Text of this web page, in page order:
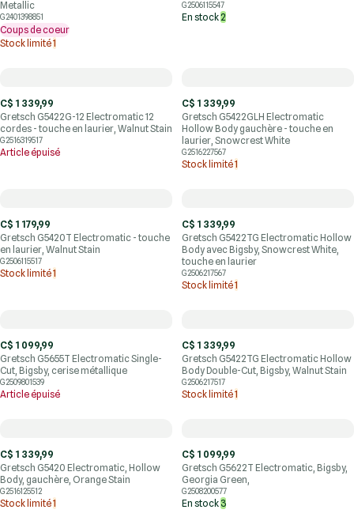
Metallic
G2401398851
Coups de coeur
Stock limité1
G2506115547
En stock2
C$ 1 339,99
Gretsch G5422G-12 Electromatic 12
cordes - touche en laurier, Walnut Stain
G2516319517
Article épuisé
C$ 1 339,99
Gretsch G5422GLH Electromatic
Hollow Body gauchère - touche en
laurier, Snowcrest White
G2516227567
Stock limité1
C$ 1 179,99
Gretsch G5420T Electromatic - touche
en laurier, Walnut Stain
G2506115517
Stock limité1
C$ 1 339,99
Gretsch G5422TG Electromatic Hollow
Body avec Bigsby, Snowcrest White,
touche en laurier
G2506217567
Stock limité1
C$ 1 099,99
Gretsch G5655T Electromatic Single-
Cut, Bigsby, cerise métallique
G2509801539
Article épuisé
C$ 1 339,99
Gretsch G5422TG Electromatic Hollow
Body Double-Cut, Bigsby, Walnut Stain
G2506217517
Stock limité1
C$ 1 339,99
Gretsch G5420 Electromatic, Hollow
Body, gauchère, Orange Stain
G2516125512
Stock limité1
C$ 1 099,99
Gretsch G5622T Electromatic, Bigsby,
Georgia Green,
G2508200577
En stock 3